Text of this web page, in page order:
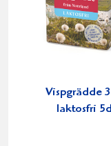
Vispgrädde
laktosfri